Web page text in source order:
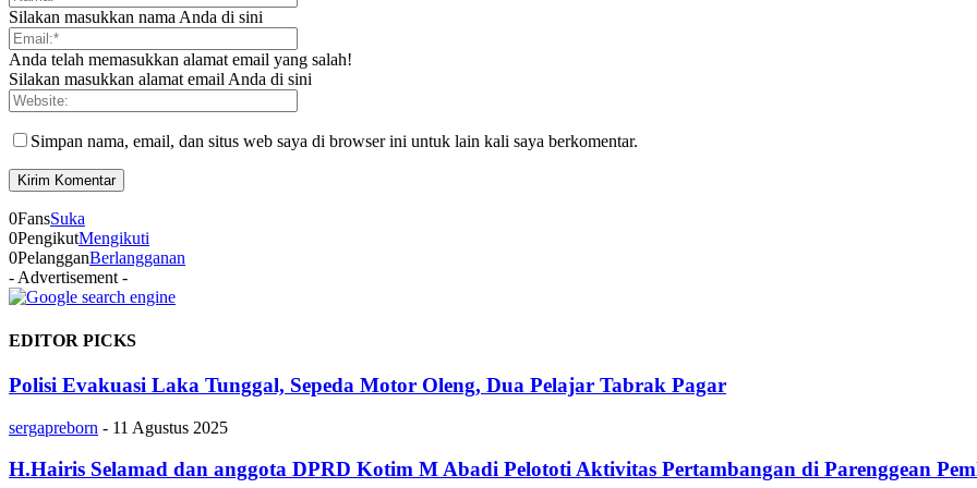
Silakan masukkan nama Anda di sini
Anda telah memasukkan alamat email yang salah!
Silakan masukkan alamat email Anda di sini
Simpan nama, email, dan situs web saya di browser ini untuk lain kali saya berkomentar.
0FansSuka
0PengikutMengikuti
0PelangganBerlangganan
- Advertisement -
EDITOR PICKS
Polisi Evakuasi Laka Tunggal, Sepeda Motor Oleng, Dua Pelajar Tabrak Pagar
sergapreborn - 11 Agustus 2025
H.Hairis Selamad dan anggota DPRD Kotim M Abadi Pelototi Aktivitas Pertambangan di Parenggean